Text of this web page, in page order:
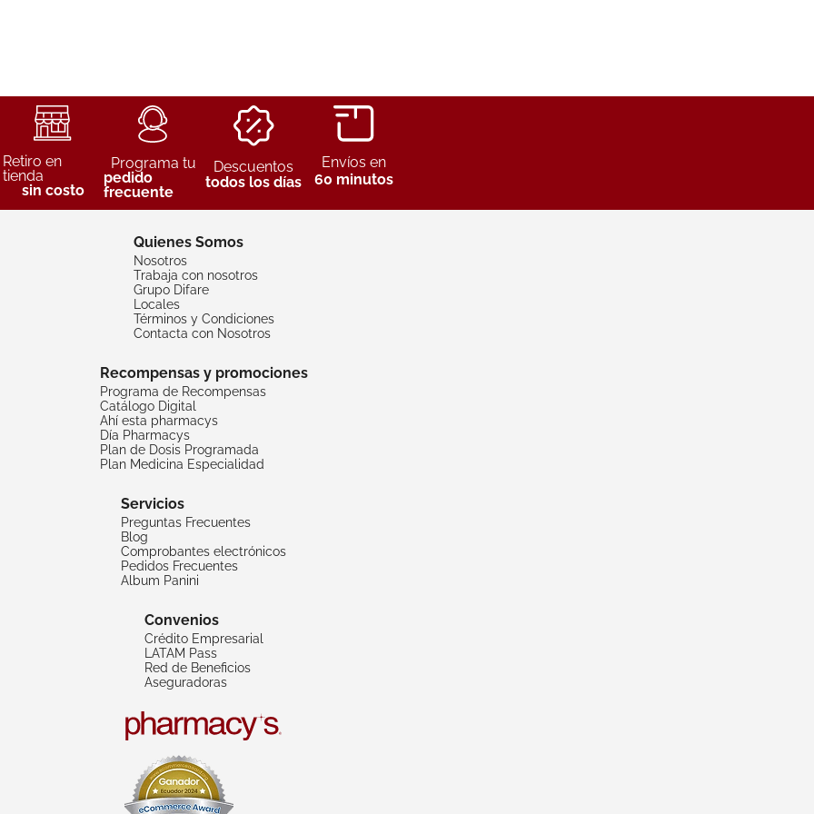
Retiro en
tienda
sin costo
Programa tu
pedido
frecuente
Descuentos
todos los días
Envíos en
60 minutos
Quienes Somos
Nosotros
Trabaja con nosotros
Grupo Difare
Locales
Términos y Condiciones
Contacta con Nosotros
Recompensas y promociones
Programa de Recompensas
Catálogo Digital
Ahí esta pharmacys
Día Pharmacys
Plan de Dosis Programada
Plan Medicina Especialidad
Servicios
Preguntas Frecuentes
Blog
Comprobantes electrónicos
Pedidos Frecuentes
Album Panini
Convenios
Crédito Empresarial
LATAM Pass
Red de Beneficios
Aseguradoras